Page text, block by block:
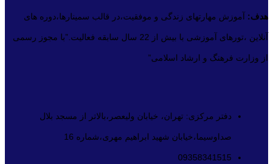
هدف: آموزش مهارتهای زندگی و موفقیت،در قالب سمینارها،دوره های
آنلاین ،تورهای آموزشی با بیش از 22 سال سابقه فعالیت.”با مجوز رسمی
از وزارت فرهنگ و ارشاد اسلامی”
دفتر مرکزی: تهران، خیابان ولیعصر،بالاتر از مسجد بلال
صداوسیما،خیابان شهید ابراهیم مهری،شماره 16
09358341515